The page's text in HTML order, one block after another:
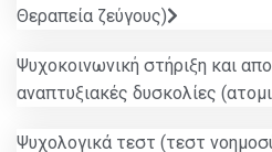
Θεραπεία ζεύγους)
Ψυχοκοινωνική στήριξη και
αναπτυξιακές δυσκολίες
Ψυχολογικά τεστ (τεστ